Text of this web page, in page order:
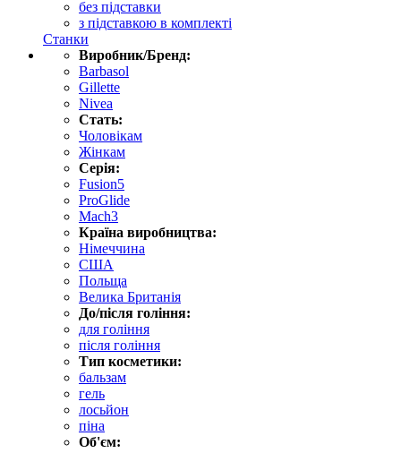
без підставки
з підставкою в комплекті
Станки
Виробник/Бренд:
Barbasol
Gillette
Nivea
Стать:
Чоловікам
Жінкам
Серія:
Fusion5
ProGlide
Mach3
Країна виробництва:
Німеччина
США
Польща
Велика Британія
До/після гоління:
для гоління
після гоління
Тип косметики:
бальзам
гель
лосьйон
піна
Об'єм: